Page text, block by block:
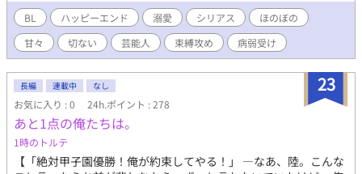
降りる日が近づくかもしれない中、家族の問題、過去の傷、そし
て未来への不安が静かに忍び寄る。繋いだ手を、決して離さない
と誓った二人の、溺愛と再生の物語。※本作からでもお読みいた
だけます。前作は「青い月の天使～あの日の約束の旋律」です。
何かと物騒な日々の中、黒崎は同じ敷地内に立つ父の家で夏樹
と同居しようと考えている。夏樹の健康面で不安があるためだ。
黒崎家には兄弟たちが住んでおり、常ににぎわっている。黒崎家
と親しくしているバーテルス家から来たドイツ人男性のユリウス
の恋愛、兄の一貴の恋愛、弟の朝陽と一貴の秘書である六槍との
恋の駆け引きなど、ほろ苦く、ほっこりする日常を送っている。
そんな暮らしの中、黒崎に過去の恋人の影が現れる。その時、夏
BL ハッピーエンド 溺愛 シリアス
ほのぼの
甘々
切ない 芸能人 束縛攻め 病弱受け
23
長編 連載中 なし
お気に入り : 0 24h.ポイント : 278
あと1点の俺たちは。
1時のトルテ
【「絶対甲子園優勝！俺が約束してやる！」 —なあ、陸。こんな